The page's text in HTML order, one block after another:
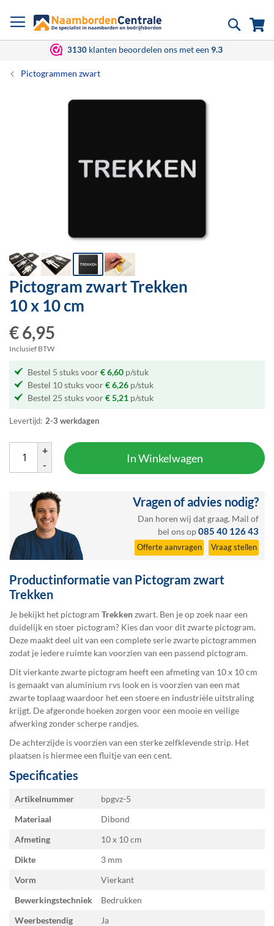
naar
Zoek
3130 klanten beoordelen ons met een 9.3
Pictogrammen zwart
Ga
naar
het
van
de
gallerij
Pictogram zwart Trekken
10 x 10 cm
€ 6,95
Inclusief BTW
Bestel 5 stuks voor€ 6,60 p/stuk
Bestel 10 stuks voor€ 6,26 p/stuk
Bestel 25 stuks voor€ 5,21 p/stuk
Levertijd: 2-3 werkdagen
Vragen of advies nodig?
Dan horen wij dat graag. Mail of
bel ons op085 40 126 43
Offerte aanvragen Vraag stellen
+
-
In Winkelwagen
Productinformatie van Pictogram zwart
Trekken
Je bekijkt het pictogram Trekkenzwart. Ben je op zoek naar een
duidelijk en stoer pictogram? Kies dan voor dit zwarte pictogram.
Deze maakt deel uit van een complete serie zwarte pictogrammen
zodat je iedere ruimte kan voorzien van een passend pictogram.
Dit vierkante zwarte pictogram heeft een afmeting van 10 x 10 cm
is gemaakt van aluminium rvs look en is voorzien van een mat
zwarte toplaag waardoor het een stoere en industriële uitstraling
krijgt. De afgeronde hoeken zorgen voor een mooie en veilige
afwerking zonder scherpe randjes.
De achterzijde is voorzien van een sterke zelfklevende strip. Het
plaatsen is hiermee een fluitje van een cent.
Specificaties
Specificaties
Artikelnummer
bpgvz-5
Materiaal
Dibond
Afmeting
10 x 10
Dikte
3 mm
Vorm
Vierkant
Bewerkingstechniek
Bedrukken
Weerbestendig
Ja